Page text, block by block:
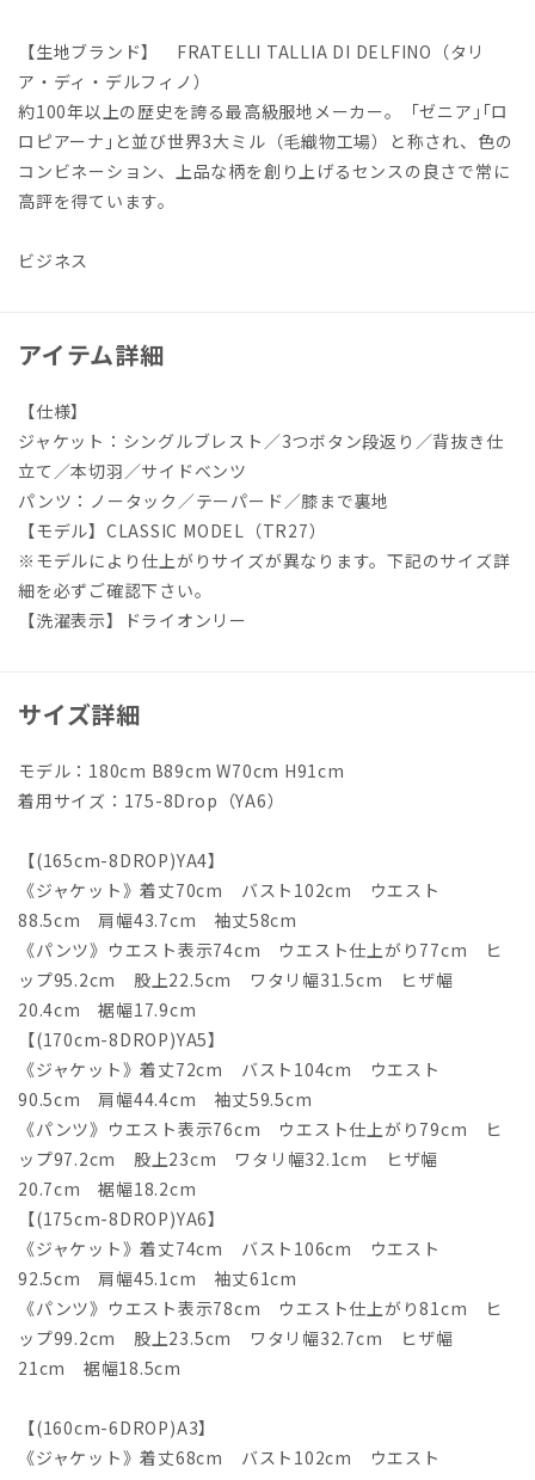
【生地ブランド】 FRATELLI TALLIA DI DELFINO（タリ
ア・ディ・デルフィノ）
約100年以上の歴史を誇る最高級服地メーカー。「ゼニア｣｢ロ
ロピアーナ｣と並び世界3大ミル（毛織物工場）と称され、色の
コンビネーション、上品な柄を創り上げるセンスの良さで常に
高評を得ています。
ビジネス
アイテム詳細
【仕様】
ジャケット：シングルブレスト／3つボタン段返り／背抜き仕
立て／本切羽／サイドベンツ
パンツ：ノータック／テーパード／膝まで裏地
【モデル】CLASSIC MODEL（TR27）
※モデルにより仕上がりサイズが異なります。下記のサイズ詳
細を必ずご確認下さい。
【洗濯表示】ドライオンリー
サイズ詳細
モデル：180cm B89cm W70cm H91cm
着用サイズ：175-8Drop（YA6）
【(165cm-8DROP)YA4】
《ジャケット》着丈70cm バスト102cm ウエスト
88.5cm 肩幅43.7cm 袖丈58cm
《パンツ》ウエスト表示74cm ウエスト仕上がり77cm ヒ
ップ95.2cm 股上22.5cm ワタリ幅31.5cm ヒザ幅
20.4cm 裾幅17.9cm
【(170cm-8DROP)YA5】
《ジャケット》着丈72cm バスト104cm ウエスト
90.5cm 肩幅44.4cm 袖丈59.5cm
《パンツ》ウエスト表示76cm ウエスト仕上がり79cm ヒ
ップ97.2cm 股上23cm ワタリ幅32.1cm ヒザ幅
20.7cm 裾幅18.2cm
【(175cm-8DROP)YA6】
《ジャケット》着丈74cm バスト106cm ウエスト
92.5cm 肩幅45.1cm 袖丈61cm
《パンツ》ウエスト表示78cm ウエスト仕上がり81cm ヒ
ップ99.2cm 股上23.5cm ワタリ幅32.7cm ヒザ幅
21cm 裾幅18.5cm
【(160cm-6DROP)A3】
《ジャケット》着丈68cm バスト102cm ウエスト